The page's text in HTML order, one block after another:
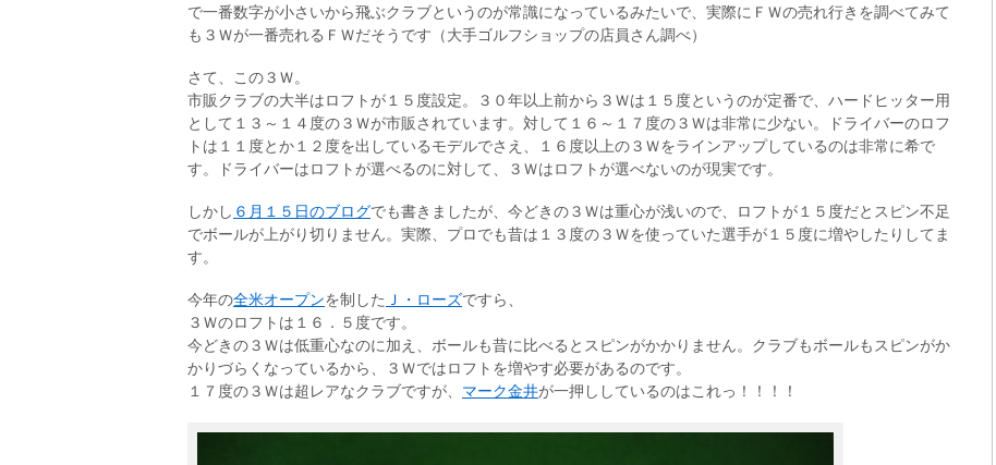
で一番数字が小さいから飛ぶクラブというのが常識になっているみたいで、実際にＦＷの売れ行きを調べてみて
も３Ｗが一番売れるＦＷだそうです（大手ゴルフショップの店員さん調べ）
さて、この３Ｗ。
市販クラブの大半はロフトが１５度設定。３０年以上前から３Ｗは１５度というのが定番で、ハードヒッター用
として１３～１４度の３Ｗが市販されています。対して１６～１７度の３Ｗは非常に少ない。ドライバーのロフ
トは１１度とか１２度を出しているモデルでさえ、１６度以上の３Ｗをラインアップしているのは非常に希で
す。ドライバーはロフトが選べるのに対して、３Ｗはロフトが選べないのが現実です。
しかし ６月１５日のブログでも書きましたが、今どきの３Ｗは重心が浅いので、ロフトが１５度だとスピン不足
でボールが上がり切りません。実際、プロでも昔は１３度の３Ｗを使っていた選手が１５度に増やしたりしてま
す。
今年の全米オープンを制した Ｊ・ローズですら、
３Ｗのロフトは１６．５度です。
今どきの３Ｗは低重心なのに加え、ボールも昔に比べるとスピンがかかりません。クラブもボールもスピンがか
かりづらくなっているから、３Ｗではロフトを増やす必要があるのです。
１７度の３Ｗは超レアなクラブですが、 マーク金井が一押ししているのはこれっ！！！！